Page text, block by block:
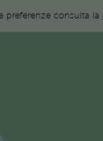
preferenze consulta la